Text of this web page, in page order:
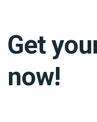
Get
now!